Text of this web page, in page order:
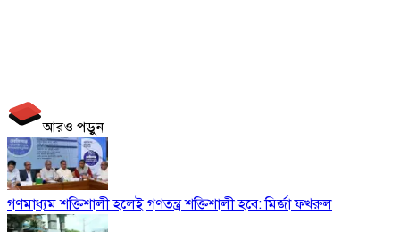
আরও পড়ুন
গণমাধ্যম শক্তিশালী হলেই গণতন্ত্র শক্তিশালী হবে: মির্জা ফখরুল